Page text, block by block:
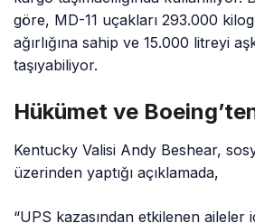
göre, MD-11 uçakları 293.000
ağırlığına sahip ve 15.000 litreyi
taşıyabiliyor.
Hükümet ve
Kentucky Valisi Andy Beshear,
üzerinden yaptığı açıklamada,
“UPS kazasından etkilenen aileler